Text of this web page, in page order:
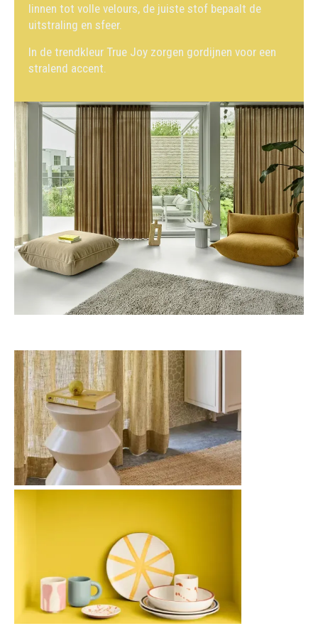
linnen tot volle velours, de juiste stof bepaalt de
uitstraling en sfeer.
In de trendkleur True Joy zorgen gordijnen voor een
stralend accent.